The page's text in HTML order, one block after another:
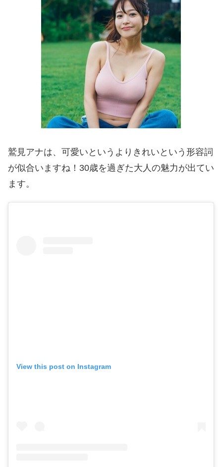
鷲見アナは、可愛いというよりきれいという形容詞
が似合いますね！30歳を過ぎた大人の魅力が出てい
ます。
View this post on Instagram